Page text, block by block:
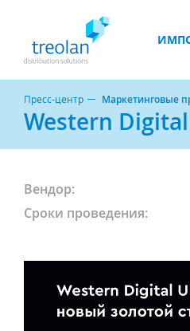
Пресс-центр Маркетинговые
Western
Вендор:
Сроки проведения: